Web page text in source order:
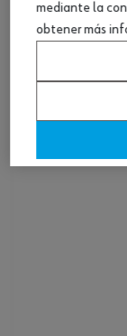
Mascarilla
mediante la
obtener más